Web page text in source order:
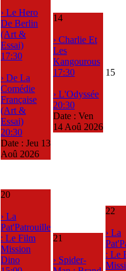
› Le Hero
De Berlin
(Art &
Essai)
17:30
› De La
Comédie
Française
(Art &
Essai)
20:30
Date : Jeu 13
Aoû 2026
14
› Charlie Et
Les
Kangourous
17:30
› L'Odyssée
20:30
Date : Ven
14 Aoû 2026
15
20
› La
Pat'Patrouille
: Le Film
Mission
Dino
21
› Spider-
22
› La
: Le